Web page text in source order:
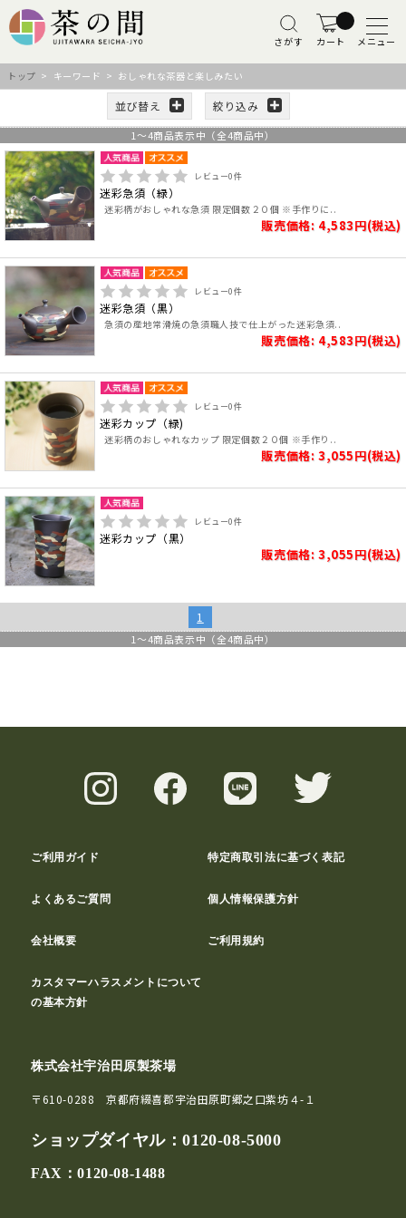
さがす カート メニュー
トップ > キーワード > おしゃれな茶器と楽しみたい
並び替え 絞り込み
1 ～4商品表示中（全4商品中）
レビュー0件
迷彩急須（緑）
迷彩柄がおしゃれな急須 限定個数２０個 ※手作りに..
販売価格: 4,583円(税込)
レビュー0件
迷彩急須（黒）
急須の産地常滑焼の急須職人技で仕上がった迷彩急須..
販売価格: 4,583円(税込)
レビュー0件
迷彩カップ（緑)
迷彩柄のおしゃれなカップ 限定個数２０個 ※手作り..
販売価格: 3,055円(税込)
レビュー0件
迷彩カップ（黒）
販売価格: 3,055円(税込)
1
1 ～4商品表示中（全4商品中）
ご利用ガイド 特定商取引法に基づく表記
よくあるご質問 個人情報保護方針
会社概要 ご利用規約
カスタマーハラスメントについて
の基本方針
株式会社宇治田原製茶場
〒610-0288 京都府綴喜郡宇治田原町郷之口紫坊４-１
ショップダイヤル：0120-08-5000
FAX：0120-08-1488